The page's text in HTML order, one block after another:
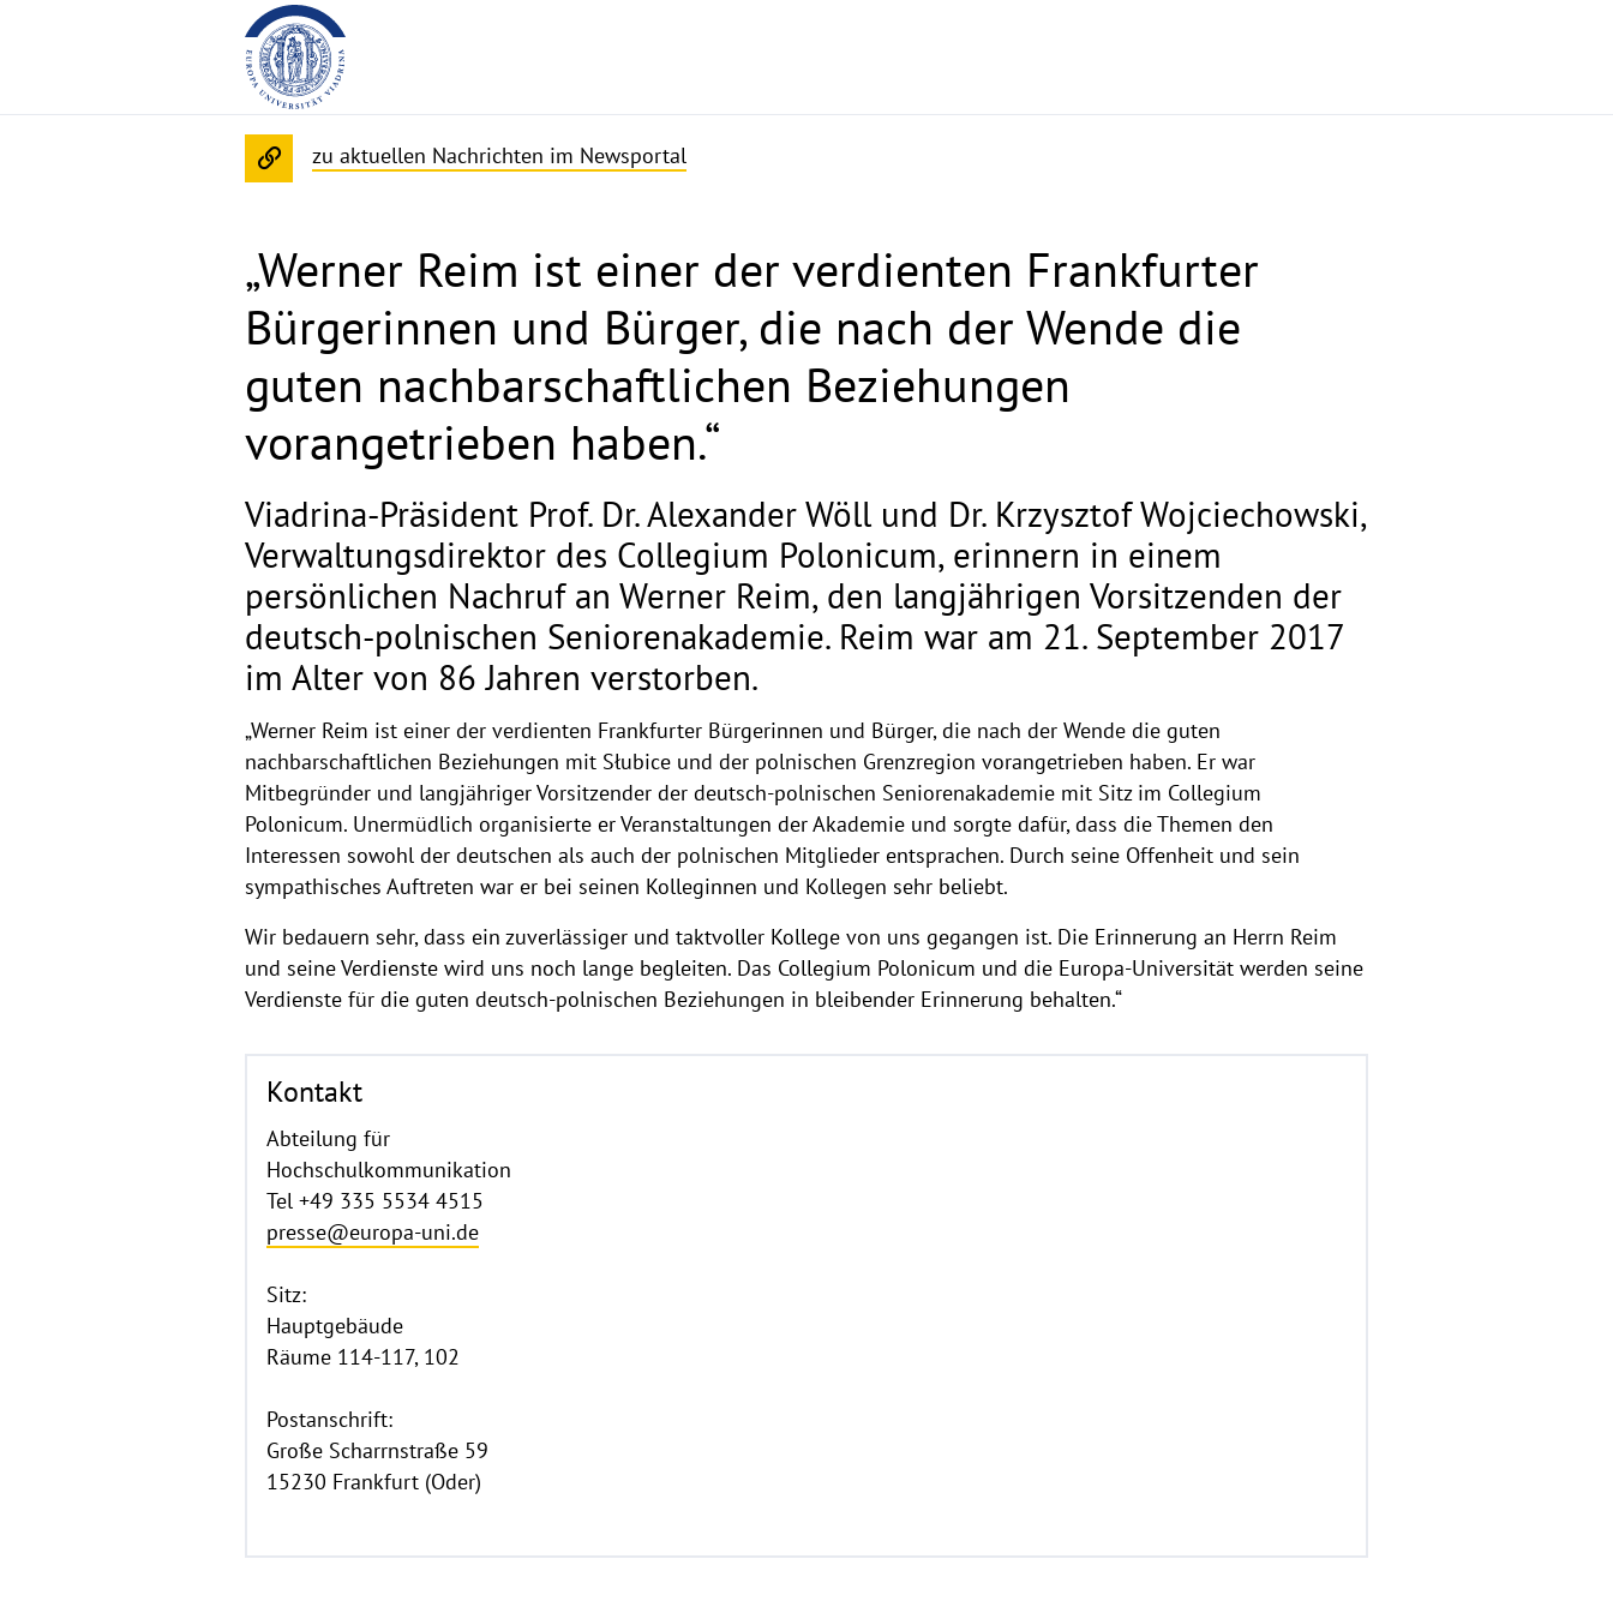
zu aktuellen Nachrichten im Newsportal
„Werner Reim ist einer der verdienten Frankfurter
Bürgerinnen und Bürger, die nach der Wende die
guten nachbarschaftlichen Beziehungen
vorangetrieben haben.“
Viadrina-Präsident Prof. Dr. Alexander Wöll und Dr. Krzysztof Wojciechowski,
Verwaltungsdirektor des Collegium Polonicum, erinnern in einem
persönlichen Nachruf an Werner Reim, den langjährigen Vorsitzenden der
deutsch-polnischen Seniorenakademie. Reim war am 21. September 2017
im Alter von 86 Jahren verstorben.
„Werner Reim ist einer der verdienten Frankfurter Bürgerinnen und Bürger, die nach der Wende die guten
nachbarschaftlichen Beziehungen mit Słubice und der polnischen Grenzregion vorangetrieben haben. Er war
Mitbegründer und langjähriger Vorsitzender der deutsch-polnischen Seniorenakademie mit Sitz im Collegium
Polonicum. Unermüdlich organisierte er Veranstaltungen der Akademie und sorgte dafür, dass die Themen den
Interessen sowohl der deutschen als auch der polnischen Mitglieder entsprachen. Durch seine Offenheit und sein
sympathisches Auftreten war er bei seinen Kolleginnen und Kollegen sehr beliebt.
Wir bedauern sehr, dass ein zuverlässiger und taktvoller Kollege von uns gegangen ist. Die Erinnerung an Herrn Reim
und seine Verdienste wird uns noch lange begleiten. Das Collegium Polonicum und die Europa-Universität werden seine
Verdienste für die guten deutsch-polnischen Beziehungen in bleibender Erinnerung behalten.“
Kontakt
Abteilung für
Hochschulkommunikation
Tel +49 335 5534 4515
presse@europa-uni.de
Sitz:
Hauptgebäude
Räume 114-117, 102
Postanschrift:
Große Scharrnstraße 59
15230 Frankfurt (Oder)